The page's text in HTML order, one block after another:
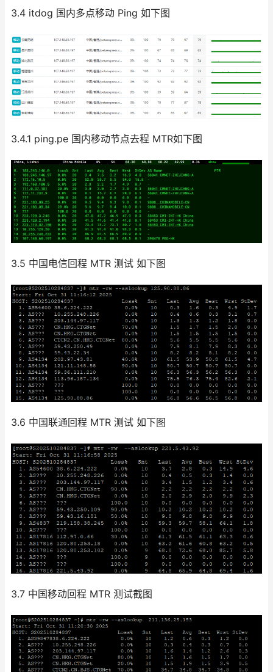
3.4 itdog 国内多点移动 Ping 如下图
3.4.1 ping.pe 国内移动节点去程 MTR如下图
3.5 中国电信回程 MTR 测试 如下图
3.6 中国联通回程 MTR 测试 如下图
3.7 中国移动回程 MTR 测试截图